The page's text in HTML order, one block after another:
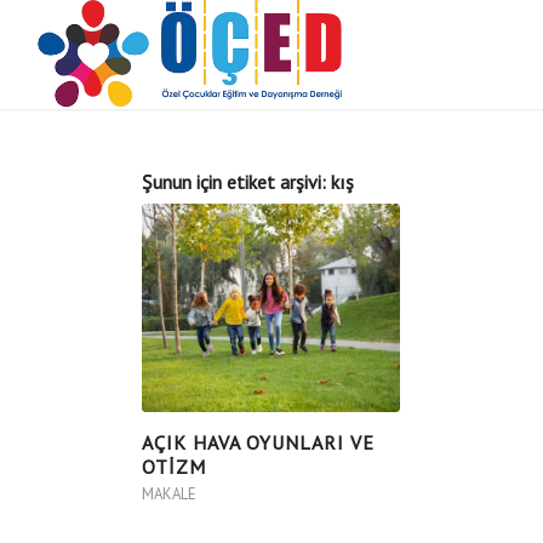
Şunun için etiket arşivi:kış
AÇIK HAVA OYUNLARI VE
OTİZM
MAKALE